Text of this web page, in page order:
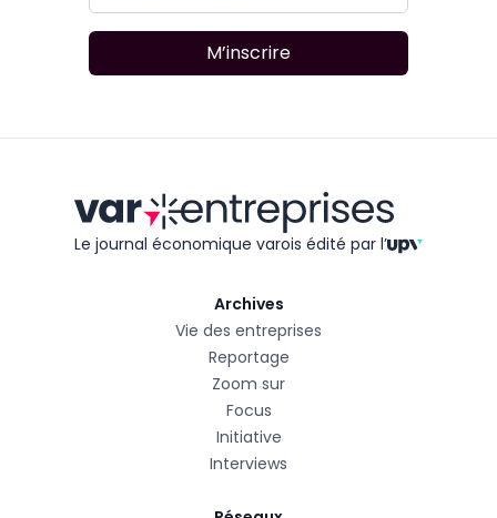
M’inscrire
Le journal économique varois édité par l’
Archives
Vie des entreprises
Reportage
Zoom sur
Focus
Initiative
Interviews